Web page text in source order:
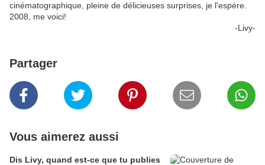
cinématographique, pleine de délicieuses surprises, je l'espère.
2008, me voici!
-Livy-
Partager
Vous aimerez aussi
Dis Livy, quand est-ce que tu publies